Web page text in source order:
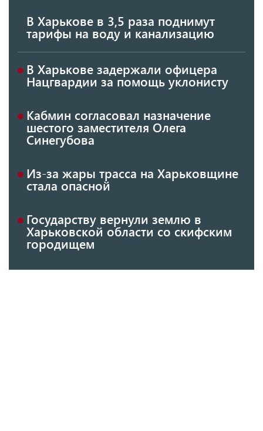
В Харькове в 3,5 раза поднимут
тарифы на воду и канализацию
В Харькове задержали офицера
Нацгвардии за помощь уклонисту
Кабмин согласовал назначение
шестого заместителя Олега
Синегубова
Из-за жары трасса на Харьковщине
стала опасной
Государству вернули землю в
Харьковской области со скифским
городищем